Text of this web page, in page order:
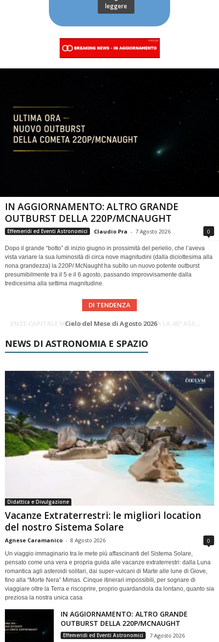
leggere
IN AGGIORNAMENTO: ALTRO GRANDE
OUTBURST DELLA 220P/MCNAUGHT
Effemeridi ed Eventi Astronomici Claudio Pra - 7 Agosto 2026 0
Dopo il grande “botto” di inizio giugno in prossimità del perielio, che l’aveva
vista variare la sua luminosità di circa nove magnitudini (dalla diciottesima alla
nona grandezza) la 220P/ McNaught ha subìto un nuovo potente outburst
presumibilmente tra il 5 e il 6 agosto, passando improvvisamente dalla
tredicesima alla settima magnitudine.
DI TENDENZA
Cielo del Mese di Agosto 2026
SUPERNOVAE aggiornamenti del mese – Agosto 2026
NEWS DI ASTRONOMIA E SPAZIO
Didattica e Divulgazione
Vacanze Extraterrestri: le migliori location
del nostro Sistema Solare
Agnese Caramanico - 8 Agosto 2026 0
Un viaggio immaginario tra le mete più affascinanti del Sistema Solare,
pensato come una vera e propria guida alle vacanze extraterrestri: dalla Luna
romantica agli asteroidi solitari, dai super-vulcani di Marte alle lune di Giove,
fino alla “Morte Nera” Mimas. Cinque itinerari impossibili, per sognare di
viaggiare oltre la Terra e riscoprire, proprio guardandola da lontano, quanto sia
preziosa la nostra unica casa
IN AGGIORNAMENTO: ALTRO GRANDE
OUTBURST DELLA 220P/MCNAUGHT
Effemeridi ed Eventi Astronomici 7 Agosto 2026